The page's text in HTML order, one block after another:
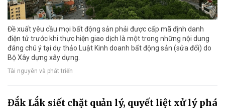
Đề xuất yêu cầu mọi bất động sản phải được cấp mã định danh
điện tử trước khi thực hiện giao dịch là một trong những nội dung
đáng chú ý tại dự thảo Luật Kinh doanh bất động sản (sửa đổi) do
Bộ Xây dựng xây dựng.
Tài nguyên và phát triển
Đắk Lắk siết chặt quản lý, quyết liệt xử lý phá